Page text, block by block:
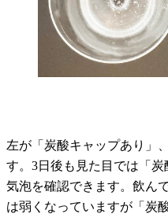
左が「炭酸キャップあり」
す。3日後も見た目では「
気泡を確認できます。飲ん
は弱くなっていますが「炭